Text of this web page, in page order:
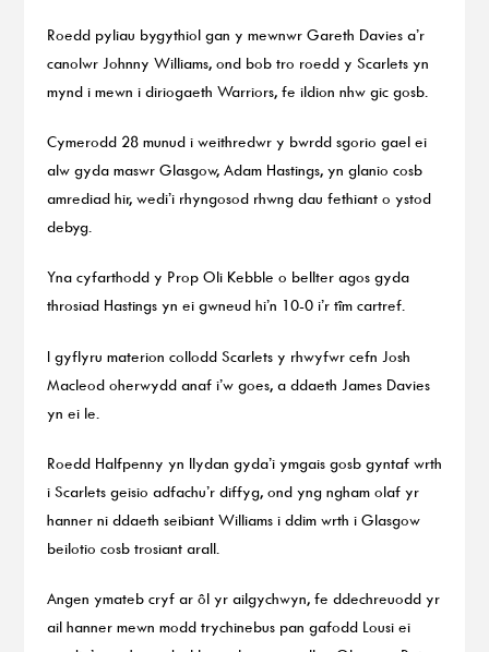
Roedd pyliau bygythiol gan y mewnwr Gareth Davies a’r
canolwr Johnny Williams, ond bob tro roedd y Scarlets yn
mynd i mewn i diriogaeth Warriors, fe ildion nhw gic gosb.
Cymerodd 28 munud i weithredwr y bwrdd sgorio gael ei
alw gyda maswr Glasgow, Adam Hastings, yn glanio cosb
amrediad hir, wedi’i rhyngosod rhwng dau fethiant o ystod
debyg.
Yna cyfarthodd y Prop Oli Kebble o bellter agos gyda
throsiad Hastings yn ei gwneud hi’n 10-0 i’r tîm cartref.
I gyflyru materion collodd Scarlets y rhwyfwr cefn Josh
Macleod oherwydd anaf i’w goes, a ddaeth James Davies
yn ei le.
Roedd Halfpenny yn llydan gyda’i ymgais gosb gyntaf wrth
i Scarlets geisio adfachu’r diffyg, ond yng ngham olaf yr
hanner ni ddaeth seibiant Williams i ddim wrth i Glasgow
beilotio cosb trosiant arall.
Angen ymateb cryf ar ôl yr ailgychwyn, fe ddechreuodd yr
ail hanner mewn modd trychinebus pan gafodd Lousi ei